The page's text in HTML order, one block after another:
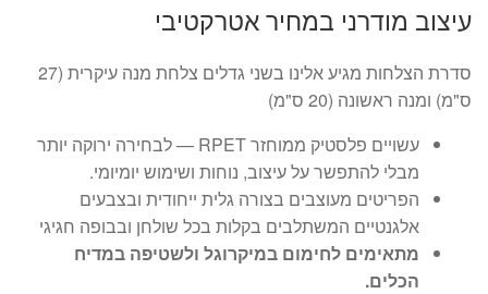
עד
עיצוב מודרני במחיר אטרקטיבי
סדרת הצלחות מגיע אלינו בשני גדלים צלחת מנה עיקרית (27
ס"מ) ומנה ראשונה (20 ס"מ)
עשויים פלסטיק ממוחזר RPET — לבחירה ירוקה יותר
מבלי להתפשר על עיצוב, נוחות ושימוש יומיומי.
הפריטים מעוצבים בצורה גלית ייחודית ובצבעים
אלגנטיים המשתלבים בקלות בכל שולחן ובבופה חגיגי
מתאימים לחימום במיקרוגל ולשטיפה במדיח
הכלים.